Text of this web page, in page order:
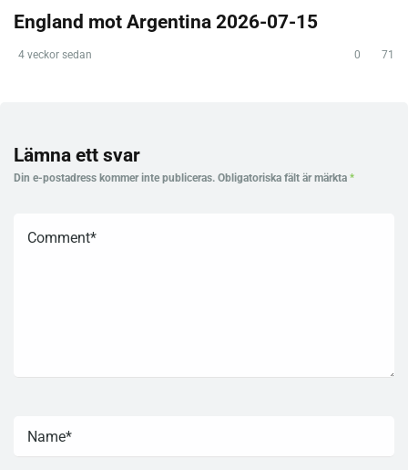
England mot Argentina 2026-07-15
4 veckor sedan 0 71
Lämna ett svar
Din e-postadress kommer inte publiceras. Obligatoriska fält är märkta *